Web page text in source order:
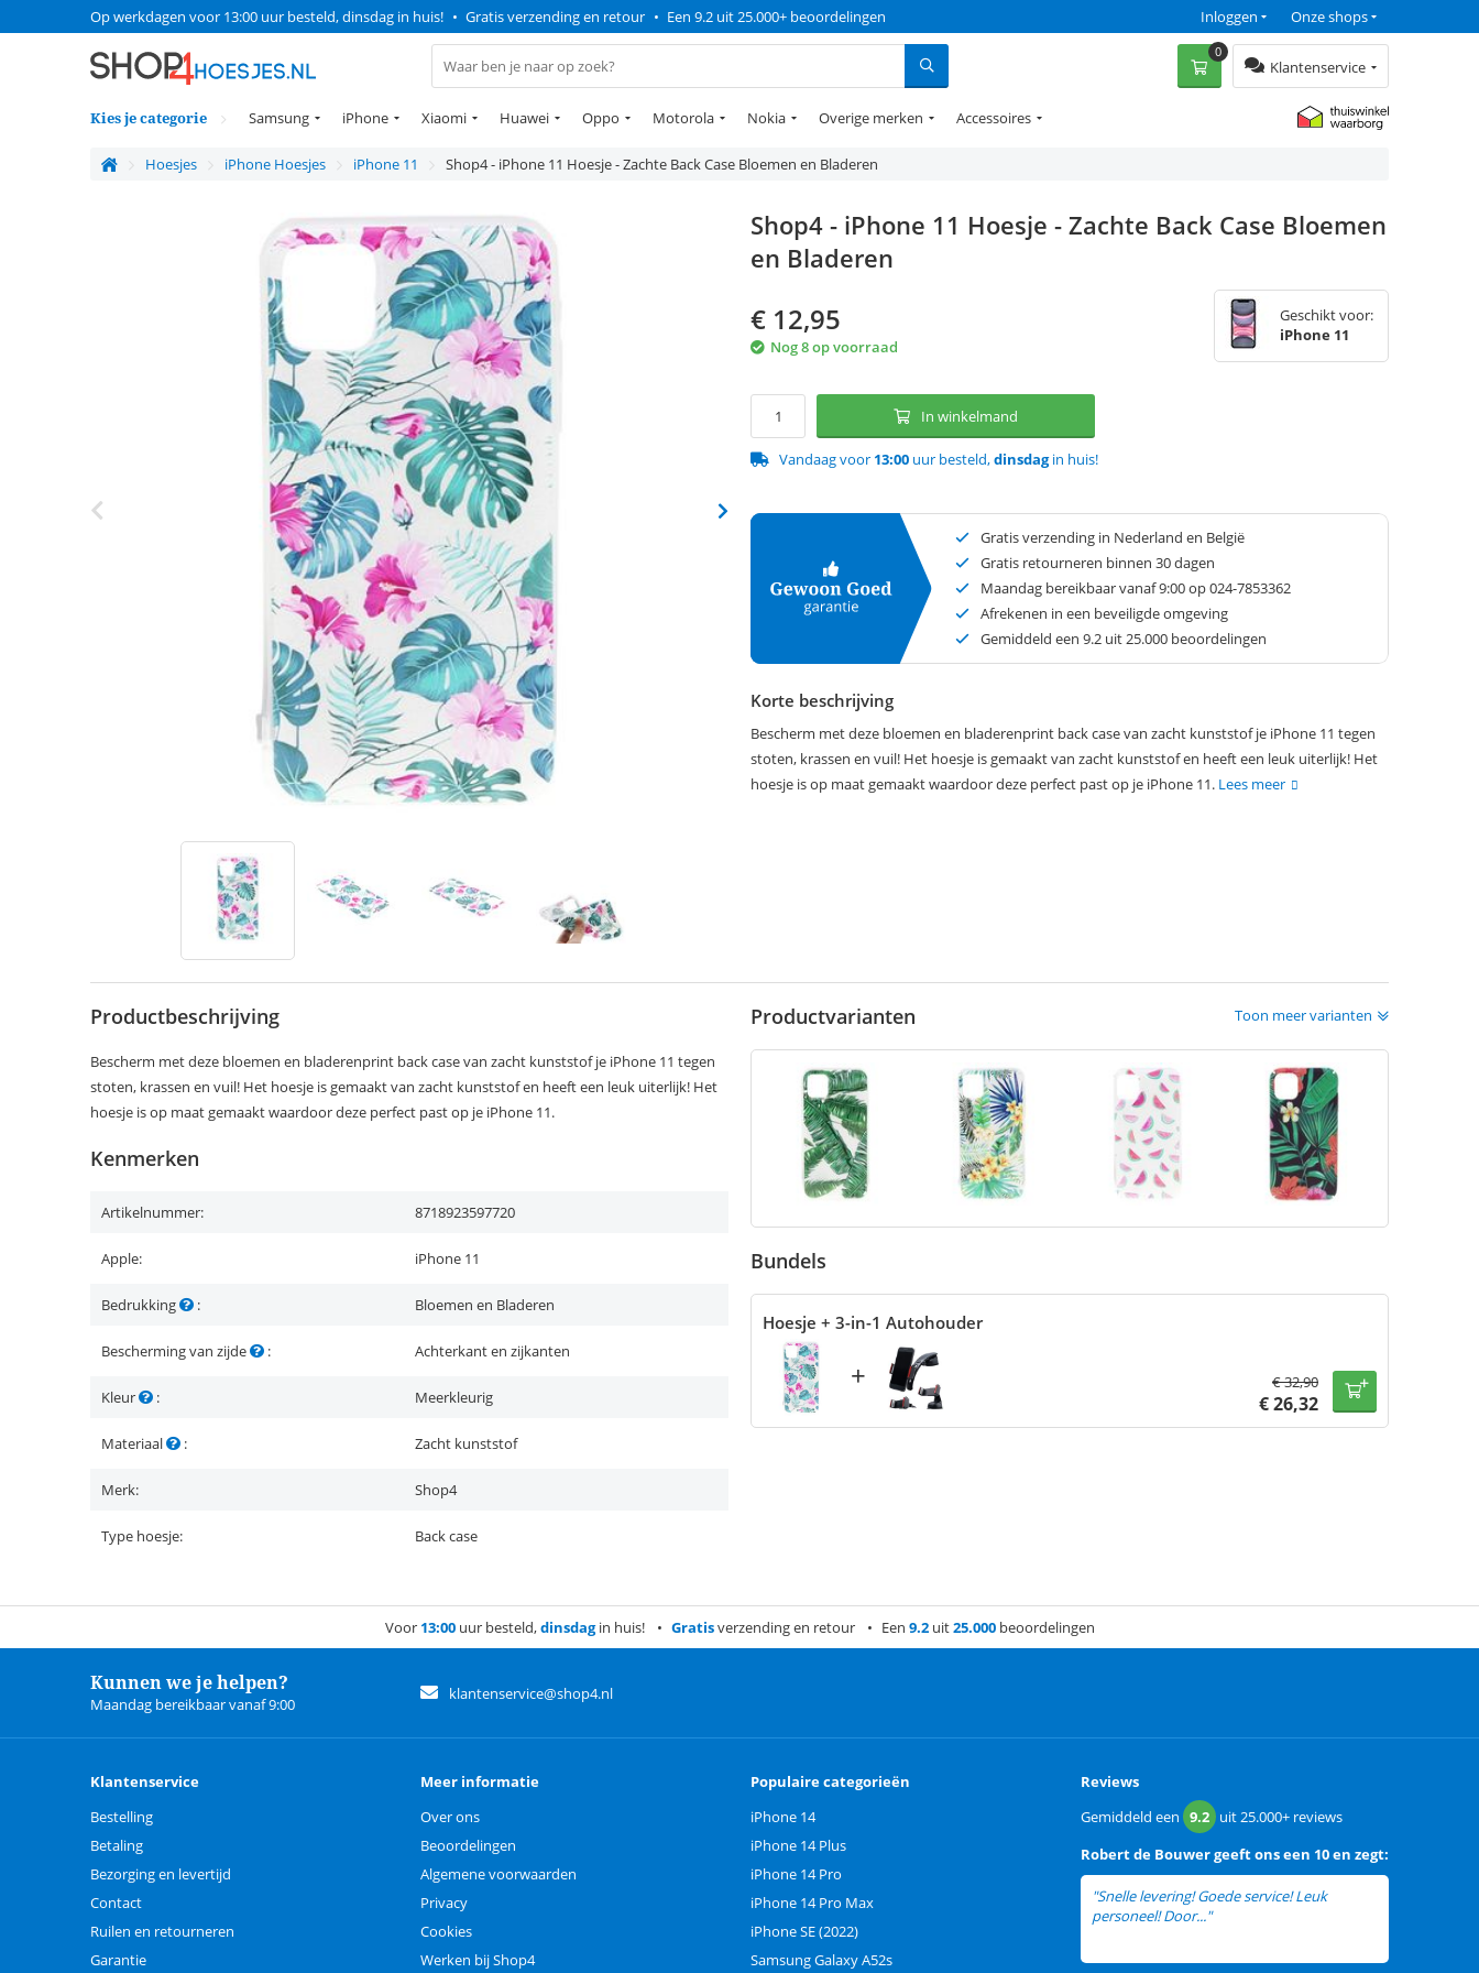
Op werkdagen voor 13:00 uur besteld, dinsdag in huis! • Gratis verzending en retour • Een 9.2 uit 25.000+ beoordelingen Onze shops
Inloggen
Klantenservice
0
Kies je categorie Samsung iPhone Xiaomi Huawei Oppo Motorola Nokia Overige merken Accessoires
Hoesjes iPhone Hoesjes iPhone 11 Shop4 - iPhone 11 Hoesje - Zachte Back Case Bloemen en Bladeren
Shop4 - iPhone 11 Hoesje - Zachte Back Case Bloemen
en Bladeren
€ 12,95
Nog 8 op voorraad
Geschikt voor:
iPhone 11
In winkelmand
Vandaag voor 13:00 uur besteld,dinsdagin huis!
Gratis verzending in Nederland en België
Gratis retourneren binnen 30 dagen
Maandag bereikbaar vanaf 9:00 op 024-7853362
Afrekenen in een beveiligde omgeving
Gemiddeld een 9.2 uit 25.000 beoordelingen
Korte beschrijving
Bescherm met deze bloemen en bladerenprint back case van zacht kunststof je iPhone 11 tegen
stoten, krassen en vuil! Het hoesje is gemaakt van zacht kunststof en heeft een leuk uiterlijk! Het
hoesje is op maat gemaakt waardoor deze perfect past op je iPhone 11. Lees meer
Productbeschrijving
Bescherm met deze bloemen en bladerenprint back case van zacht kunststof je iPhone 11 tegen
stoten, krassen en vuil! Het hoesje is gemaakt van zacht kunststof en heeft een leuk uiterlijk! Het
hoesje is op maat gemaakt waardoor deze perfect past op je iPhone 11.
Kenmerken
Artikelnummer: 8718923597720
Apple: iPhone 11
Bedrukking : Bloemen en Bladeren
Bescherming van zijde : Achterkant en zijkanten
Kleur : Meerkleurig
Materiaal : Zacht kunststof
Merk: Shop4
Type hoesje: Back case
Productvarianten Toon meer varianten
Bundels
Hoesje + 3-in-1 Autohouder
+ €32,90
€26,32
Voor 13:00uur besteld,dinsdagin huis! Gratisverzending en retour Een 9.2uit25.000beoordelingen
Kunnen we je helpen?
Maandag bereikbaar vanaf 9:00
klantenservice@shop4.nl
Klantenservice
Bestelling
Betaling
Bezorging en levertijd
Contact
Ruilen en retourneren
Garantie
Meer informatie
Over ons
Beoordelingen
Algemene voorwaarden
Privacy
Cookies
Werken bij Shop4
Populaire categorieën
iPhone 14
iPhone 14 Plus
iPhone 14 Pro
iPhone 14 Pro Max
iPhone SE (2022)
Samsung Galaxy A52s
Reviews
Gemiddeld een 9.2 uit25.000+ reviews
Robert de Bouwergeeft ons een 10 en zegt:
"Snelle levering! Goede service! Leuk
personeel! Door..."